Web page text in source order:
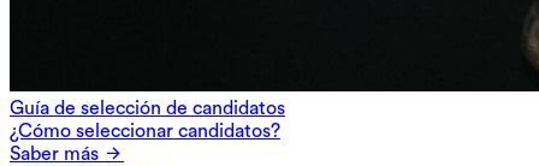
Guía de selección de candidatos
¿Cómo seleccionar candidatos?
Saber más